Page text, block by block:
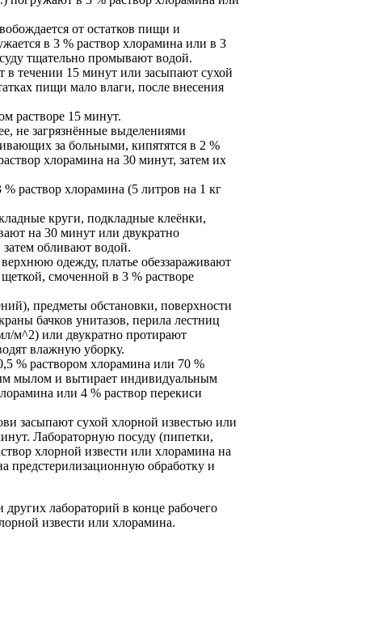
от остатков пищи и
в 3 % раствор хлорамина или в 3
тщательно промывают водой.
течении 15 минут или засыпают сухой
пищи мало влаги, после внесения
растворе 15 минут.
не загрязнённые выделениями
за больными, кипятятся в 2 %
хлорамина на 30 минут, затем их
раствор хлорамина (5 литров на 1 кг
круги, подкладные клеёнки,
на 30 минут или двукратно
обливают водой.
одежду, платье обеззараживают
смоченной в 3 % растворе
предметы обстановки, поверхности
бачков унитазов, перила лестниц
м^2) или двукратно протирают
влажную уборку.
% раствором хлорамина или 70 %
мылом и вытирает индивидуальным
или 4 % раствор перекиси
засыпают сухой хлорной известью или
Лабораторную посуду (пипетки,
хлорной извести или хлорамина на
предстерилизационную обработку и
лабораторий в конце рабочего
извести или хлорамина.